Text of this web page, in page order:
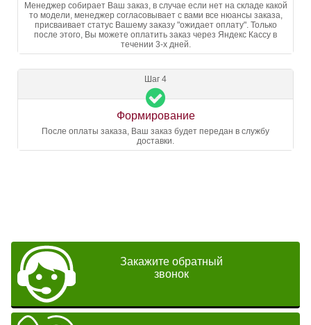
Менеджер собирает Ваш заказ, в случае если нет на складе какой
то модели, менеджер согласовывает с вами все нюансы заказа,
присваивает статус Вашему заказу "ожидает оплату". Только
после этого, Вы можете оплатить заказ через Яндекс Кассу в
течении 3-х дней.
Шаг 4
Формирование
После оплаты заказа, Ваш заказ будет передан в службу
доставки.
Закажите обратный
звонок